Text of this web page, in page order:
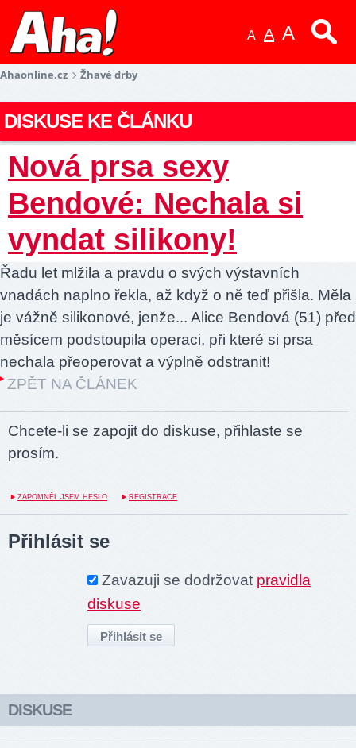
A A A
Ahaonline.cz Žhavé drby
DISKUSE KE ČLÁNKU
Nová prsa sexy
Bendové: Nechala si
vyndat silikony!
Řadu let mlžila a pravdu o svých výstavních
vnadách naplno řekla, až když o ně teď přišla. Měla
je vážně silikonové, jenže... Alice Bendová (51) před
měsícem podstoupila operaci, při které si prsa
nechala přeoperovat a výplně odstranit!
ZPĚT NA ČLÁNEK
Chcete-li se zapojit do diskuse, přihlaste se
prosím.
ZAPOMNĚL JSEM HESLO REGISTRACE
Přihlásit se
Zavazuji se dodržovat pravidla
diskuse
DISKUSE